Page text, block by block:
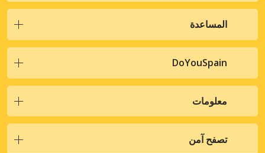
المساعدة
DoYouSpain
معلومات
تصفح آمن